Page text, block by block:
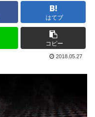
はてブ
コピー
2018.05.27